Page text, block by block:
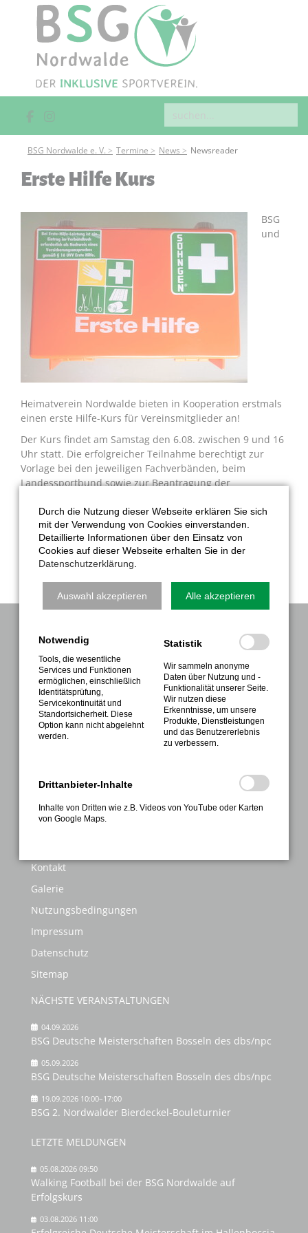
BSG Nordwalde e. V. Termine News Newsreader
Erste Hilfe Kurs
BSG
und
Heimatverein Nordwalde bieten in Kooperation erstmals
einen erste Hilfe-Kurs für Vereinsmitglieder an!
Der Kurs findet am Samstag den 6.08. zwischen 9 und 16
Uhr statt. Die erfolgreicher Teilnahme berechtigt zur
Vorlage bei den jeweiligen Fachverbänden, beim
Landessportbund sowie zur Beantragung der
Baumaßnahmen sind Ersthelfer eine unerlässliche Stütze
im Ernstfall.
Anmeldungen bitte telefonisch bei Dagmar Lenters unter
0172 / 5310 475.
NAVIGATION
Verein
Sport
Gesundheitssport
Sportabzeichen
Anmeldung
INFORMATIONEN
Kontakt
Galerie
Nutzungsbedingungen
Impressum
Datenschutz
Sitemap
NÄCHSTE VERANSTALTUNGEN
04.09.2026
BSG Deutsche Meisterschaften Bosseln des dbs/npc
05.09.2026
BSG Deutsche Meisterschaften Bosseln des dbs/npc
19.09.2026 10:00–17:00
BSG 2. Nordwalder Bierdeckel-Bouleturnier
LETZTE MELDUNGEN
05.08.2026 09:50
Walking Football bei der BSG Nordwalde auf
Erfolgskurs
03.08.2026 11:00
Durch die Nutzung dieser Webseite erklären Sie sich
mit der Verwendung von Cookies einverstanden.
Detaillierte Informationen über den Einsatz von
Cookies auf dieser Webseite erhalten Sie in der
Datenschutzerklärung
Auswahl akzeptieren Alle akzeptieren
Notwendig
Tools, die wesentliche
Services und Funktionen
ermöglichen, einschließlich
Identitätsprüfung,
Servicekontinuität und
Standortsicherheit. Diese
Option kann nicht abgelehnt
werden.
Statistik
Wir sammeln anonyme
Daten über Nutzung und -
Funktionalität unserer Seite.
Wir nutzen diese
Erkenntnisse, um unsere
Produkte, Dienstleistungen
und das Benutzererlebnis
zu verbessern.
Drittanbieter-Inhalte
Inhalte von Dritten wie z.B. Videos von YouTube oder Karten
von Google Maps.